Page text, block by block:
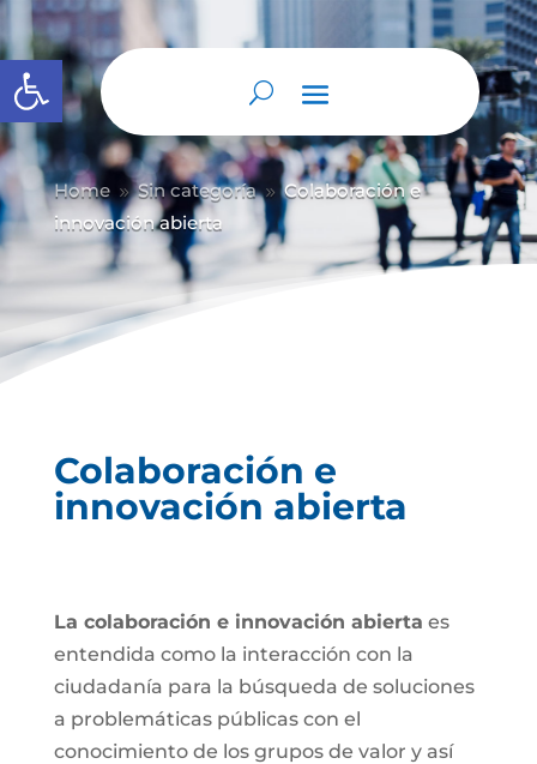
Abrir barra de herramientas
Home 9 Sin categoría 9 Colaboración e
innovación abierta
Colaboración e
innovación abierta
La colaboración e innovación abierta es
entendida como la interacción con la
ciudadanía para la búsqueda de soluciones
a problemáticas públicas con el
conocimiento de los grupos de valor y así